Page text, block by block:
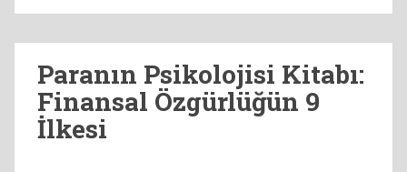
Paranın Psikolojisi Kitabı:
Finansal Özgürlüğün 9
İlkesi